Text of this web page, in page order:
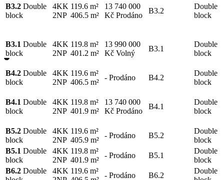
B3.2 Double
block
4KK
2NP
119.6 m²
406.5 m²
13 740 000
Kč Prodáno
B3.2
Double
block
B3.1 Double
block
4KK
2NP
119.8 m²
401.2 m²
13 990 000
Kč Volný
B3.1
Double
block
B4.2 Double
block
4KK
2NP
119.6 m²
406.5 m²
- Prodáno B4.2
Double
block
B4.1 Double
block
4KK
2NP
119.8 m²
401.9 m²
13 740 000
Kč Prodáno
B4.1
Double
block
B5.2 Double
block
4KK
2NP
119.6 m²
405.9 m²
- Prodáno B5.2
Double
block
B5.1 Double
block
4KK
2NP
119.8 m²
401.9 m²
- Prodáno B5.1
Double
block
B6.2 Double
4KK 119.6 m²
- Prodáno B6.2
Double